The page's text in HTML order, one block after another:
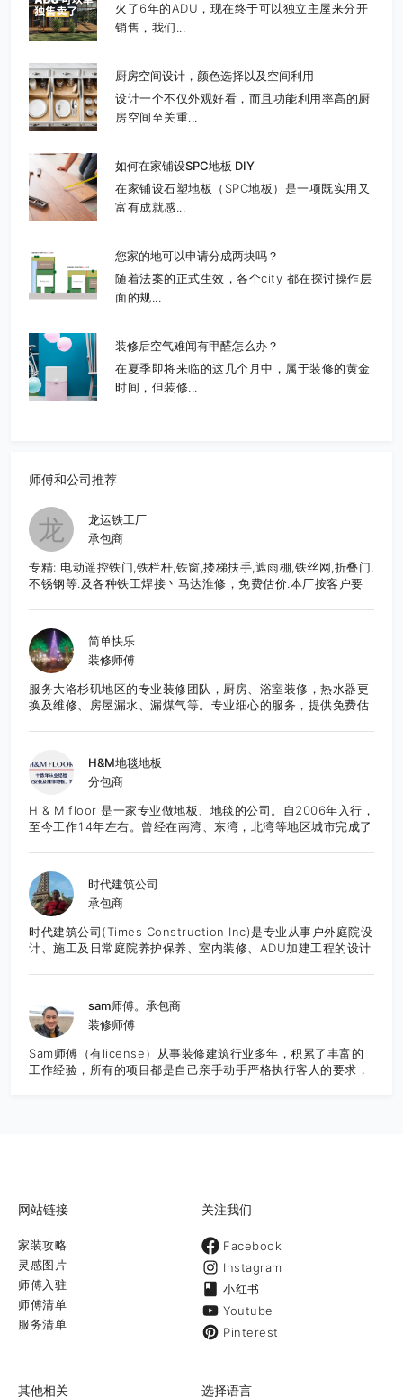
火了6年的ADU，现在终于可以独立主屋来分开
销售，我们...
厨房空间设计，颜色选择以及空间利用
设计一个不仅外观好看，而且功能利用率高的厨
房空间至关重...
如何在家铺设SPC地板 DIY
在家铺设石塑地板（SPC地板）是一项既实用又
富有成就感...
您家的地可以申请分成两块吗？
随着法案的正式生效，各个city 都在探讨操作层
面的规...
装修后空气难闻有甲醛怎么办？
在夏季即将来临的这几个月中，属于装修的黄金
时间，但装修...
师傅和公司推荐
龙
龙运铁工厂
承包商
专精: 电动遥控铁门,铁栏杆,铁窗,搂梯扶手,遮雨棚,铁丝网,折叠门,
不锈钢等.及各种铁工焊接丶马达淮修，免费估价.本厂按客户要
意者请至电: 626-652-9495 张先生E-Mail:
frankzhang818@yahoo.com
简单快乐
装修师傅
服务大洛杉矶地区的专业装修团队，厨房、浴室装修，热水器更
换及维修、房屋漏水、漏煤气等。专业细心的服务，提供免费估
H&M地毯地板
分包商
H & M floor 是一家专业做地板、地毯的公司。自2006年入行，
至今工作14年左右。曾经在南湾、东湾，北湾等地区城市完成了
务态度良好。所有工程均能够按时的，保质保量的完成。目前服
务于湾区的城市。 先提供免费报价咨询服务。
时代建筑公司
承包商
时代建筑公司(Times Construction Inc)是专业从事户外庭院设
计、施工及日常庭院养护保养、室内装修、ADU加建工程的设计
施工质量管理体系，多年从业经验和案例。以创意设计为先，结
计和材料选用，满足客户预算，达到最佳性价比。 公司创始人李
杰先生是专业资深人士，从业近三十年，涉足景观工程设计和大
型景观工程施工管理，曾承建广州2010年亚运会主会场景观工
程，拥有极为丰富的项目施工和管理经验，引领公司团队走创意
设计的时尚风格，精细管理工程质量，深受客户的欢迎。 我们可
最全面的庭
sam师傅。承包商
装修师傅
Sam师傅（有license）从事装修建筑行业多年，积累了丰富的
工作经验，所有的项目都是自己亲手动手严格执行客人的要求，
网站链接
家装攻略
灵感图片
师傅入驻
师傅清单
服务清单
关注我们
Facebook
Instagram
小红书
Youtube
Pinterest
其他相关 选择语言